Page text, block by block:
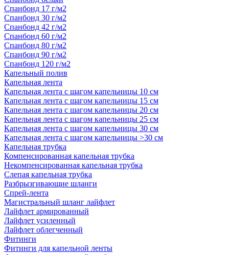
Спанбонд 17 г/м2
Спанбонд 30 г/м2
Спанбонд 42 г/м2
Спанбонд 60 г/м2
Спанбонд 80 г/м2
Спанбонд 90 г/м2
Спанбонд 120 г/м2
Капельный полив
Капельная лента
Капельная лента с шагом капельницы 10 см
Капельная лента с шагом капельницы 15 см
Капельная лента с шагом капельницы 20 см
Капельная лента с шагом капельницы 25 см
Капельная лента с шагом капельницы 30 см
Капельная лента с шагом капельницы >30 см
Капельная трубка
Компенсированная капельная трубка
Некомпенсированная капельная трубка
Слепая капельная трубка
Разбрызгивающие шланги
Спрей-лента
Магистральный шланг лайфлет
Лайфлет армированный
Лайфлет усиленный
Лайфлет облегченный
Фитинги
Фитинги для капельной ленты